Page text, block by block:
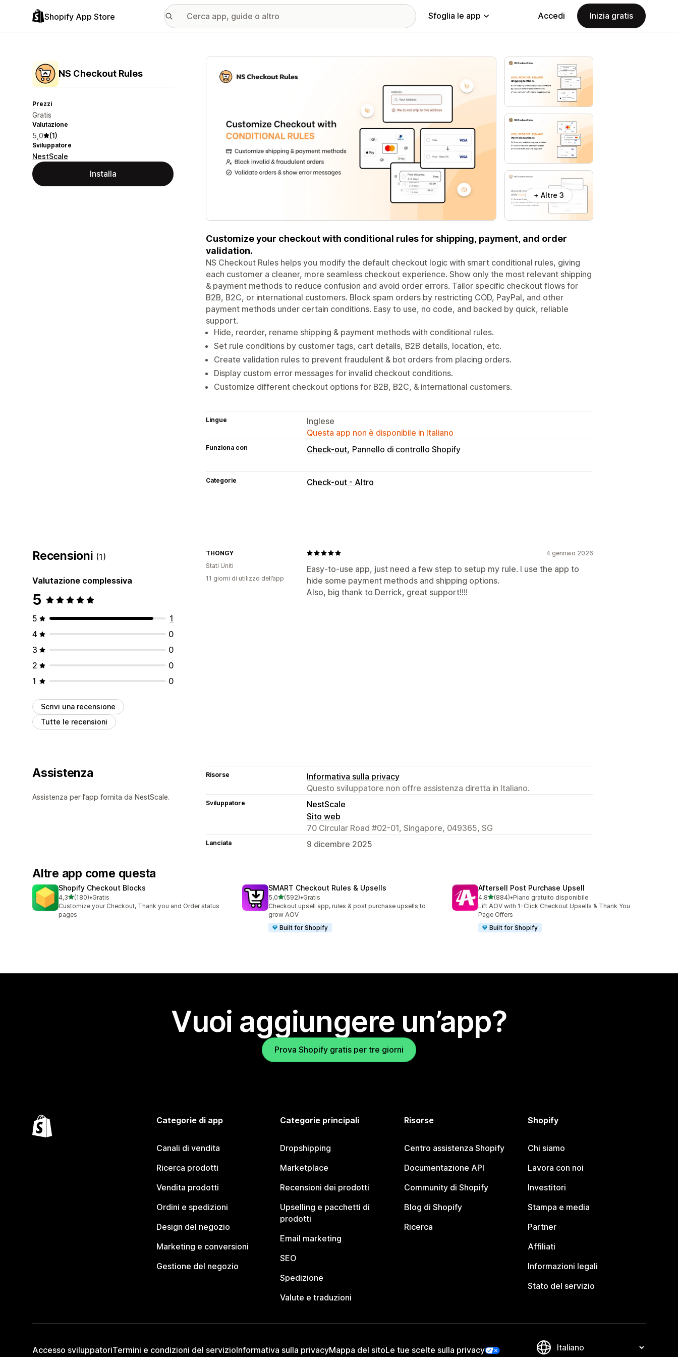
Shopify App Store Sfoglia le app Accedi Inizia gratis
NS Checkout Rules
Prezzi
Gratis
Valutazione
5,0 (1)
Sviluppatore
NestScale
Installa
Galleria immagini in evidenza
+ Altre 3
Customize your checkout with conditional rules for shipping, payment, and order
validation.
NS Checkout Rules helps you modify the default checkout logic with smart conditional rules, giving
each customer a cleaner, more seamless checkout experience. Show only the most relevant shipping
& payment methods to reduce confusion and avoid order errors. Tailor specific checkout flows for
B2B, B2C, or international customers. Block spam orders by restricting COD, PayPal, and other
payment methods under certain conditions. Easy to use, no code, and backed by quick, reliable
support.
Hide, reorder, rename shipping & payment methods with conditional rules.
Set rule conditions by customer tags, cart details, B2B details, location, etc.
Create validation rules to prevent fraudulent & bot orders from placing orders.
Display custom error messages for invalid checkout conditions.
Customize different checkout options for B2B, B2C, & international customers.
Lingue
Inglese
Questa app non è disponibile in Italiano
Funziona con Check-out Pannello di controllo Shopify
Categorie Check-out - Altro
Recensioni (1)
Valutazione complessiva
5
5
1
4
0
3
0
2
0
1
0
Scrivi una recensione
Tutte le recensioni
4 gennaio 2026
Easy-to-use app, just need a few step to setup my rule. I use the app to
hide some payment methods and shipping options.
Also, big thank to Derrick, great support!!!!
THONGY
Stati Uniti
11 giorni di utilizzo dell’app
Assistenza
Assistenza per l’app fornita da NestScale.
Risorse
Informativa sulla privacy
Questo sviluppatore non offre assistenza diretta in Italiano.
Sviluppatore
NestScale
Sito web
70 Circular Road #02-01, Singapore, 049365, SG
Lanciata 9 dicembre 2025
Altre app come questa
Shopify Checkout Blocks
4,3stelle su 5
(180)
180 recensioni totali
•Gratis
Customize your Checkout, Thank you and Order status
pages
SMART Checkout Rules & Upsells
5,0stelle su 5
(592)
592 recensioni totali
•Gratis
Checkout upsell app, rules & post purchase upsells to
grow AOV
Built for Shopify
Aftersell Post Purchase Upsell
4,8stelle su 5
(884)
884 recensioni totali
•Piano gratuito disponibile
Lift AOV with 1-Click Checkout Upsells & Thank You
Page Offers
Built for Shopify
Vuoi aggiungere un’app?
Prova Shopify gratis per tre giorni
Categorie di app
Canali di vendita
Ricerca prodotti
Vendita prodotti
Ordini e spedizioni
Design del negozio
Marketing e conversioni
Gestione del negozio
Categorie principali
Dropshipping
Marketplace
Recensioni dei prodotti
Upselling e pacchetti di
prodotti
Email marketing
SEO
Spedizione
Valute e traduzioni
Risorse
Centro assistenza Shopify
Documentazione API
Community di Shopify
Blog di Shopify
Ricerca
Shopify
Chi siamo
Lavora con noi
Investitori
Stampa e media
Partner
Affiliati
Informazioni legali
Stato del servizio
Accesso sviluppatoriTermini e condizioni del servizioInformativa sulla privacyMappa del sitoLe tue scelte sulla privacy